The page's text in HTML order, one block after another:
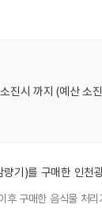
진시 까지 (예산 소
기)를 구매한 인천
구매한 음식물 처리